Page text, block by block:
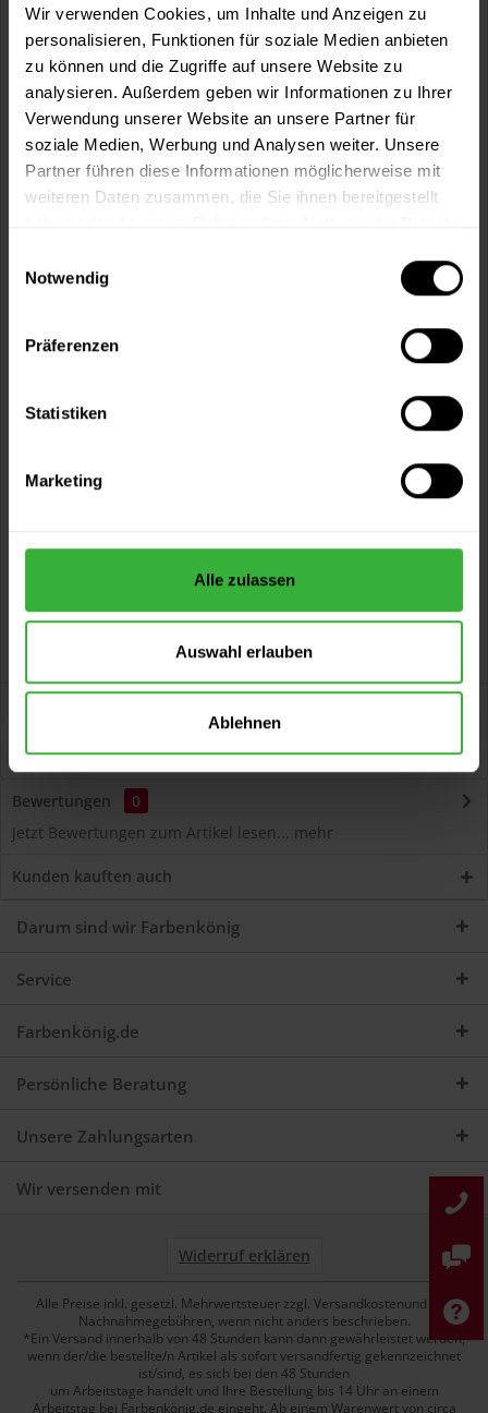
Wir verwenden Cookies, um Inhalte und Anzeigen zu
personalisieren, Funktionen für soziale Medien anbieten
zu können und die Zugriffe auf unsere Website zu
analysieren. Außerdem geben wir Informationen zu Ihrer
Verwendung unserer Website an unsere Partner für
soziale Medien, Werbung und Analysen weiter. Unsere
Partner führen diese Informationen möglicherweise mit
weiteren Daten zusammen, die Sie ihnen bereitgestellt
Notwendig
Präferenzen
Statistiken
Marketing
Alle zulassen
Auswahl erlauben
Ablehnen
In denWarenkorb
Merken Fragen zum Artikel?
Kostenloser Versand ab 60 EUR
Persönliche Beratung unter040 60 77 65 23
Volvox Espressivo Lehmfarbe (Koriander) Lösemittelfreier,
dauerelastischer Wand- und...mehr
Bewertungen
0
Jetzt Bewertungen zum Artikel lesen... mehr
Kunden kauften auch
Darum sind wir Farbenkönig
Service
Farbenkönig.de
Persönliche Beratung
Unsere Zahlungsarten
Wir versenden mit
Widerruf erklären
Alle Preise inkl. gesetzl. Mehrwertsteuer zzgl. Versandkostenund ggf.
Nachnahmegebühren, wenn nicht anders beschrieben.
*Ein Versand innerhalb von 48 Stunden kann dann gewährleistet werden,
wenn der/die bestellte/n Artikel als sofort versandfertig gekennzeichnet
ist/sind, es sich bei den 48 Stunden
um Arbeitstage handelt und Ihre Bestellung bis 14 Uhr an einem
Arbeitstag bei Farbenkönig.de eingeht. Ab einem Warenwert von circa